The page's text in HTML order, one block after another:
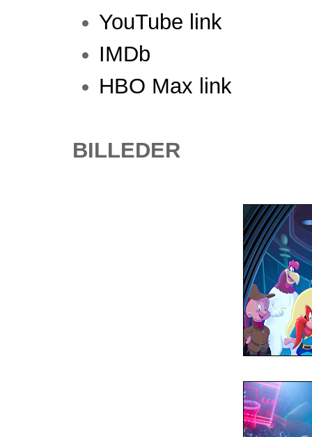
YouTube link
IMDb
HBO Max link
BILLEDER